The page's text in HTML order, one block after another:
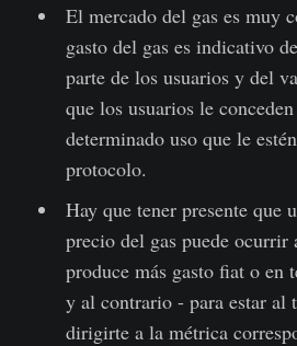
El mercado del gas es muy
gasto del gas es indicativo
parte de los usuarios y del
que los usuarios le conceden
determinado uso que le
protocolo.
Hay que tener presente que
precio del gas puede ocurrir
produce más gasto fiat o en
y al contrario - para estar al
dirigirte a la métrica